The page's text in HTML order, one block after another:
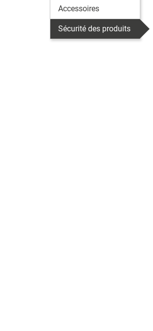
Accessoires
Sécurité des produits